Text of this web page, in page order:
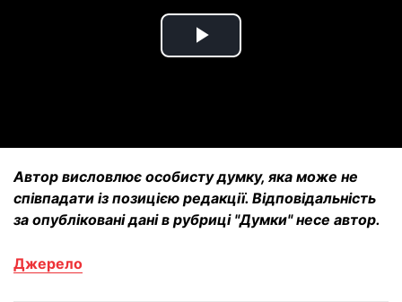
Play
Автор висловлює особисту думку, яка може не
співпадати із позицією редакції. Відповідальність
за опубліковані дані в рубриці "Думки" несе автор.
Джерело